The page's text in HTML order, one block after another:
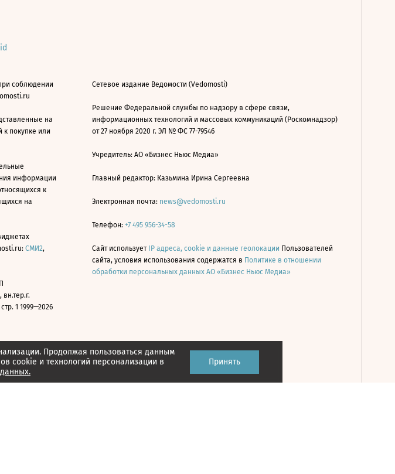
Продолжая пользоваться данным
cookie и технологий персонализации в
Принять
соблюдении
на
покупке или
информации
к
на
СМИ2,
вн.тер.г.
1 1999—2026
Сетевое издание Ведомости (Vedomosti)
Решение Федеральной службы по надзору в сфере связи,
информационных технологий и массовых коммуникаций (Роскомнадзор)
от 27 ноября 2020 г. ЭЛ № ФС 77-79546
Учредитель: АО «Бизнес Ньюс Медиа»
Главный редактор: Казьмина Ирина Сергеевна
Электронная почта: news@vedomosti.ru
Телефон: +7 495 956-34-58
Сайт использует IP адреса, cookie и данные геолокации Пользователей
сайта, условия использования содержатся в Политике в отношении
обработки персональных данных АО «Бизнес Ньюс Медиа»